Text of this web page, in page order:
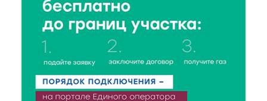
7 Авг 2026 10:32 118
«Сказки леса» в Кимрах: новая выставка
раскрывает красоту заповедных уголков России
7 Авг 2026 10:02 103